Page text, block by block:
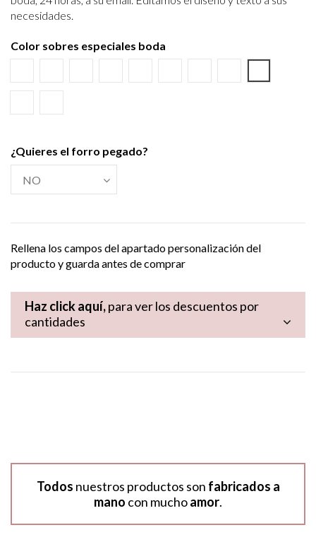
necesidades.
Color sobres especiales boda
¿Quieres el forro pegado?
Rellena los campos del apartado personalización del
producto y guarda antes de comprar
Haz click aquí,para ver los descuentos por
cantidades
Todos nuestros productos son fabricados a
mano con muchoamor.